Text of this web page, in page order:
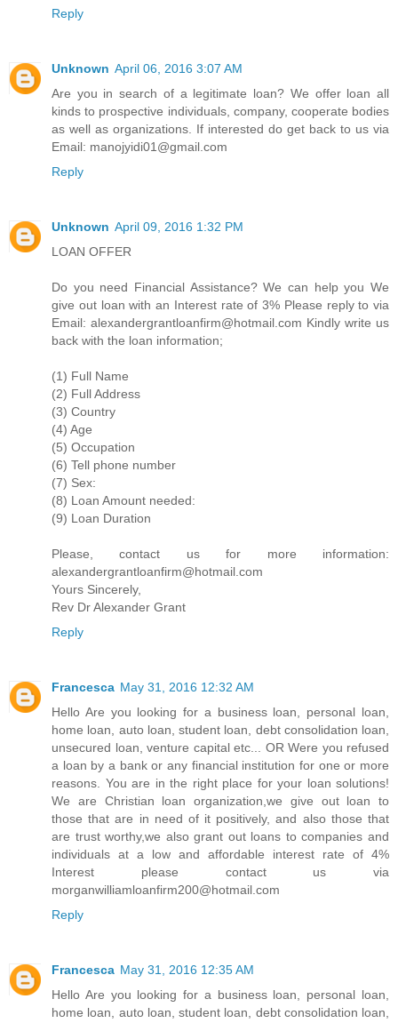
Reply
Unknown April 06, 2016 3:07 AM
Are you in search of a legitimate loan? We offer loan all
kinds to prospective individuals, company, cooperate bodies
as well as organizations. If interested do get back to us via
Email: manojyidi01@gmail.com
Reply
Unknown April 09, 2016 1:32 PM
LOAN OFFER
Do you need Financial Assistance? We can help you We
give out loan with an Interest rate of 3% Please reply to via
Email: alexandergrantloanfirm@hotmail.com Kindly write us
back with the loan information;
(1) Full Name
(2) Full Address
(3) Country
(4) Age
(5) Occupation
(6) Tell phone number
(7) Sex:
(8) Loan Amount needed:
(9) Loan Duration
Please, contact us for more information:
alexandergrantloanfirm@hotmail.com
Yours Sincerely,
Rev Dr Alexander Grant
Reply
Francesca May 31, 2016 12:32 AM
Hello Are you looking for a business loan, personal loan,
home loan, auto loan, student loan, debt consolidation loan,
unsecured loan, venture capital etc... OR Were you refused
a loan by a bank or any financial institution for one or more
reasons. You are in the right place for your loan solutions!
We are Christian loan organization,we give out loan to
those that are in need of it positively, and also those that
are trust worthy,we also grant out loans to companies and
individuals at a low and affordable interest rate of 4%
Interest please contact us via
morganwilliamloanfirm200@hotmail.com
Reply
Francesca May 31, 2016 12:35 AM
Hello Are you looking for a business loan, personal loan,
home loan, auto loan, student loan, debt consolidation loan,